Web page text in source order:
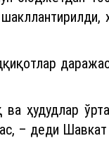
ҳудудлар
– деди
ишлаб